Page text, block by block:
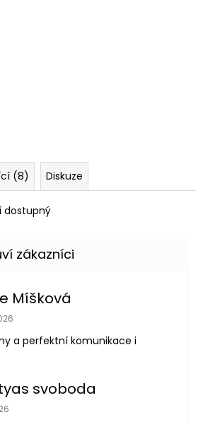
(8) Diskuze
dostupný
Míšková
obchodu je 5 z 5 hvězdiček.
a perfektní komunikace i
svoboda
obchodu je 5 z 5 hvězdiček.